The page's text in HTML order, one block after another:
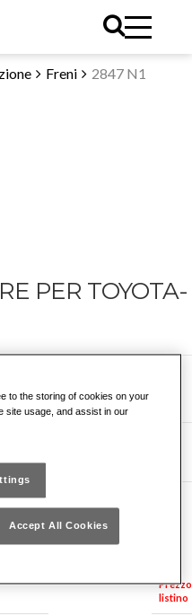
Freni 2847 N1
PER TOYOTA-
il mercato italiano
only
Prezzo
listino
to the storing of cookies on your
site usage, and assist in our
Accept All Cookies